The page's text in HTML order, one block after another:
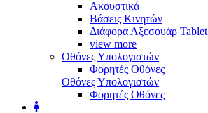
Ακουστικά
Βάσεις Κινητών
Διάφορα Αξεσουάρ Tablet
view more
Οθόνες Υπολογιστών
Φορητές Οθόνες
Οθόνες Υπολογιστών
Φορητές Οθόνες